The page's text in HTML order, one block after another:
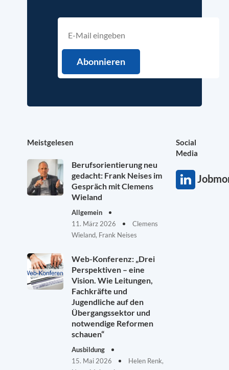
Meistgelesen
Berufsorientierung neu
gedacht: Frank Neises im
Gespräch mit Clemens
Wieland
Allgemein
11. März 2026
Clemens
Wieland, Frank Neises
Web-Konferenz: „Drei
Perspektiven – eine
Vision. Wie Leitungen,
Fachkräfte und
Jugendliche auf den
Übergangssektor und
notwendige Reformen
schauen“
Ausbildung
15. Mai 2026
Helen Renk,
Social
Media